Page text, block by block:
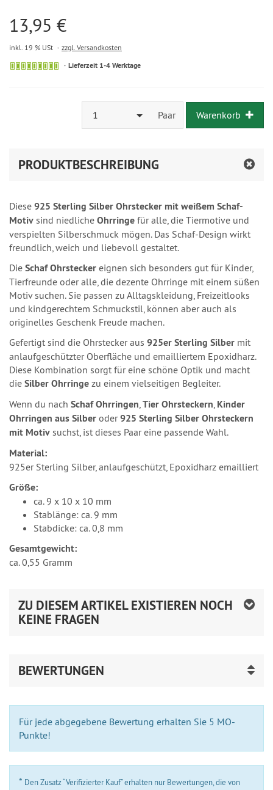
13,95 €
inkl. 19 % USt zzgl. Versandkosten
Lieferzeit 1-4 Werktage
1 Paar Warenkorb
PRODUKTBESCHREIBUNG
Diese 925 Sterling Silber Ohrstecker mit weißem Schaf-
Motiv sind niedliche Ohrringe für alle, die Tiermotive und
verspielten Silberschmuck mögen. Das Schaf-Design wirkt
freundlich, weich und liebevoll gestaltet.
Die Schaf Ohrstecker eignen sich besonders gut für Kinder,
Tierfreunde oder alle, die dezente Ohrringe mit einem süßen
Motiv suchen. Sie passen zu Alltagskleidung, Freizeitlooks
und kindgerechtem Schmuckstil, können aber auch als
originelles Geschenk Freude machen.
Gefertigt sind die Ohrstecker aus 925er Sterling Silber mit
anlaufgeschützter Oberfläche und emailliertem Epoxidharz.
Diese Kombination sorgt für eine schöne Optik und macht
die Silber Ohrringe zu einem vielseitigen Begleiter.
Wenn du nach Schaf Ohrringen,Tier Ohrsteckern, Kinder
Ohrringen aus Silber oder925 Sterling Silber Ohrsteckern
mit Motiv suchst, ist dieses Paar eine passende Wahl.
Material:
925er Sterling Silber, anlaufgeschützt, Epoxidharz emailliert
Größe:
ca. 9 x 10 x 10 mm
Stablänge: ca. 9 mm
Stabdicke: ca. 0,8 mm
Gesamtgewicht:
ca. 0,55 Gramm
ZU DIESEM ARTIKEL EXISTIEREN NOCH
KEINE FRAGEN
BEWERTUNGEN
Für jede abgegebene Bewertung erhalten Sie 5 MO-
Punkte!
* Den Zusatz “Verifizierter Kauf” erhalten nur Bewertungen, die von